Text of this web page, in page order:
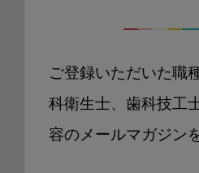
ご登録いただいた職
科衛生士、歯科技工
容のメールマガジン